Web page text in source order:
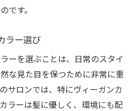
です。
ラー選び
ーを選ぶことは、日常のスタイ
な見た目を保つために非常に重
サロンでは、特にヴィーガンカ
ラーは髪に優しく、環境にも配